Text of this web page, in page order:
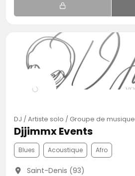
DJ / Artiste solo / Groupe de musique
Djjimmx Events
Blues Acoustique Afro
Saint-Denis (93)